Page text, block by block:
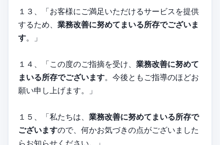
１３、「お客様にご満足いただけるサービスを提供
するため、 業務改善に努めてまいる所存でございま
す。」
１４、「この度のご指摘を受け、 業務改善に努めて
まいる所存でございます。今後ともご指導のほどお
願い申し上げます。」
１５、「私たちは、 業務改善に努めてまいる所存で
ございますので、何かお気づきの点がございました
らお知らせください。」